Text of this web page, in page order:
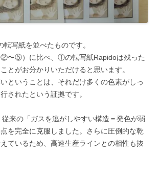
転写紙を並べたものです。
②〜⑤）に比べ、①の転写紙Rapidoは残った
とがお分かりいただけると思います。
ということは、それだけ多くの色素がしっ
されたという証拠です。
来の「ガスを逃がしやすい構造＝発色が弱
を完全に克服しました。さらに圧倒的な乾
ているため、高速生産ラインとの相性も抜